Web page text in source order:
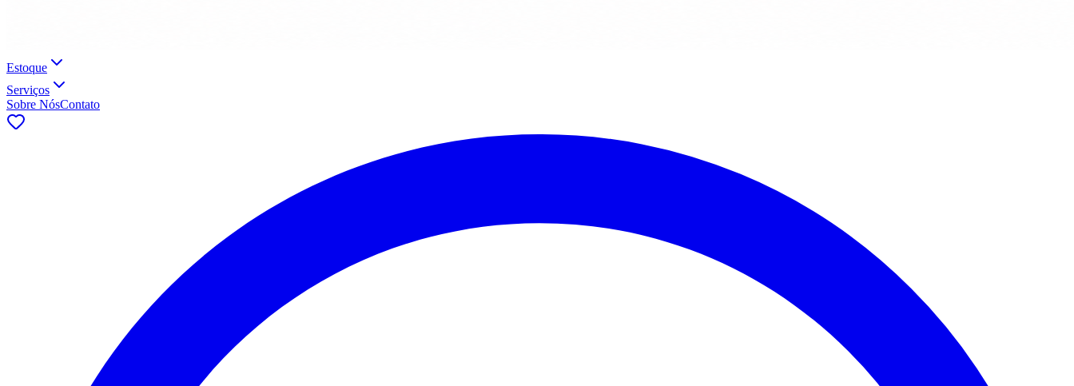
Estoque
Serviços
Sobre NósContato